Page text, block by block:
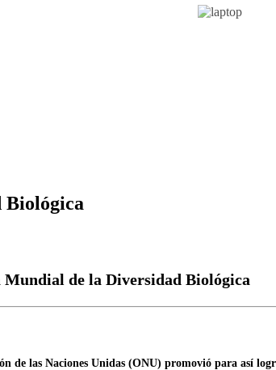
Biológica
Mundial de la Diversidad Biológica
de las Naciones Unidas (ONU) promovió para así